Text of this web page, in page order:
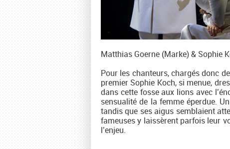
Matthias Goerne (Marke) & Sophie
Pour les chanteurs, chargés donc
premier Sophie Koch, si menue,
dans cette fosse aux lions avec
sensualité de la femme éperdue.
tandis que ses aigus semblaient
fameuses y laissèrent parfois leur
l’enjeu.